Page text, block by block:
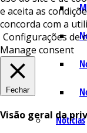
Notícias
e aceita as
concorda com a
Configurações de
Manage consent
Fechar
Visão geral da